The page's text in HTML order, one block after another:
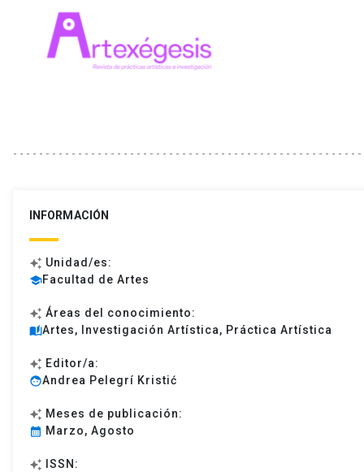
INFORMACIÓN
auto_awesome Unidad/es:
schoolFacultad de Artes
auto_awesome Áreas del conocimiento:
auto_storiesArtes, Investigación Artística, Práctica Artística
auto_awesome Editor/a:
faceAndrea Pelegrí Kristić
auto_awesome Meses de publicación:
calendar_month Marzo, Agosto
auto_awesome ISSN: